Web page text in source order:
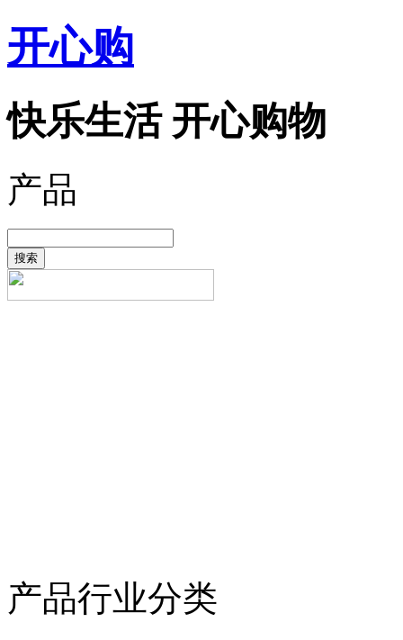
开心购
快乐生活 开心购物
产品
搜索
产品行业分类